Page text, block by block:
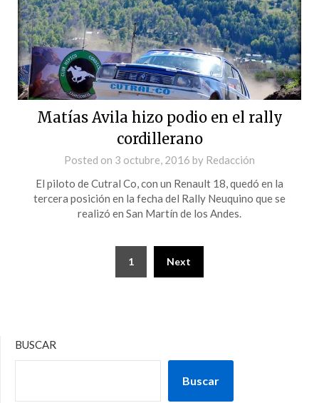
Matías Avila hizo podio en el rally
cordillerano
Posted on 3 octubre, 2016 by Redacción
El piloto de Cutral Co, con un Renault 18, quedó en la
tercera posición en la fecha del Rally Neuquino que se
realizó en San Martín de los Andes.
1 Next
BUSCAR
Buscar